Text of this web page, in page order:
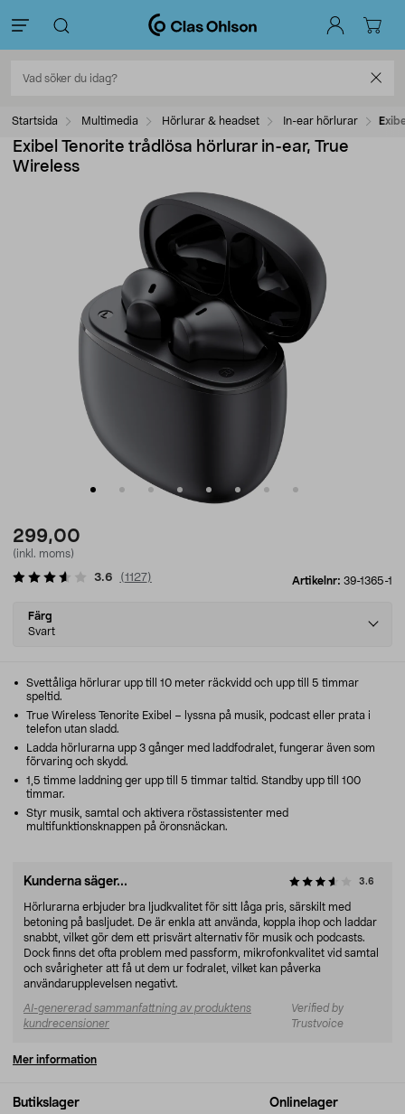
Startsida Multimedia Hörlurar & headset In-ear hörlurar
Exibel Tenorite trådlösa hörlurar in-ear, True
Wireless
299,00
(inkl. moms)
Artikelnr: 39-1365-1
3.6 (1127)
Select
variant
Färg
Svart
Butikslager Onlinelager
Svettåliga hörlurar upp till 10 meter räckvidd och upp till 5 timmar
speltid.
True Wireless Tenorite Exibel – lyssna på musik, podcast eller prata i
telefon utan sladd.
Ladda hörlurarna upp 3 gånger med laddfodralet, fungerar även som
förvaring och skydd.
1,5 timme laddning ger upp till 5 timmar taltid. Standby upp till 100
timmar.
Styr musik, samtal och aktivera röstassistenter med
multifunktionsknappen på öronsnäckan.
Kunderna säger... 3.6
Hörlurarna erbjuder bra ljudkvalitet för sitt låga pris, särskilt med
betoning på basljudet. De är enkla att använda, koppla ihop och laddar
snabbt, vilket gör dem ett prisvärt alternativ för musik och podcasts.
Dock finns det ofta problem med passform, mikrofonkvalitet vid samtal
och svårigheter att få ut dem ur fodralet, vilket kan påverka
användarupplevelsen negativt.
AI-genererad sammanfattning av produktens
kundrecensioner
Verified by
Trustvoice
Mer information